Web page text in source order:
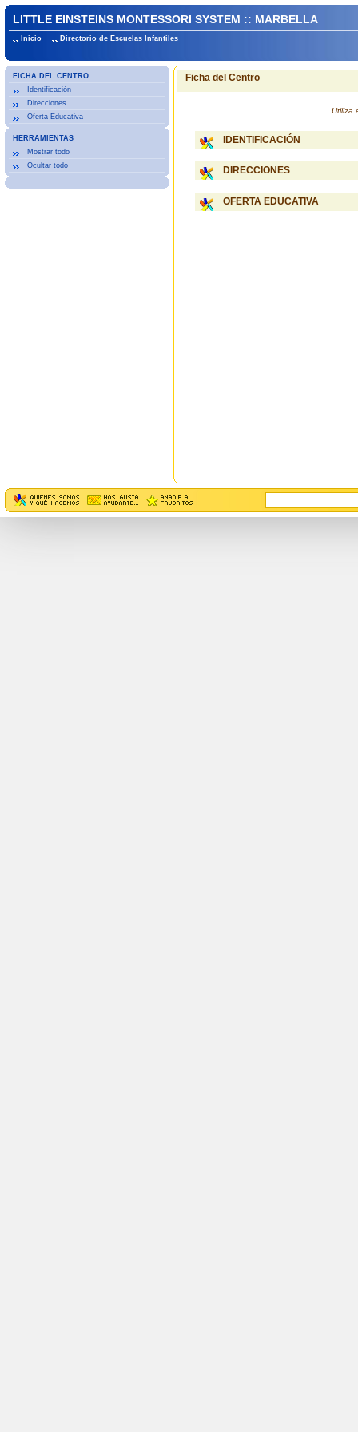
LITTLE EINSTEINS MONTESSORI SYSTEM :: MARBELLA
Inicio Directorio de Escuelas Infantiles
FICHA DEL CENTRO
Identificación
Direcciones
Oferta Educativa
HERRAMIENTAS
Mostrar todo
Ocultar todo
Ficha del Centro
Utiliza
IDENTIFICACIÓN
DIRECCIONES
OFERTA EDUCATIVA